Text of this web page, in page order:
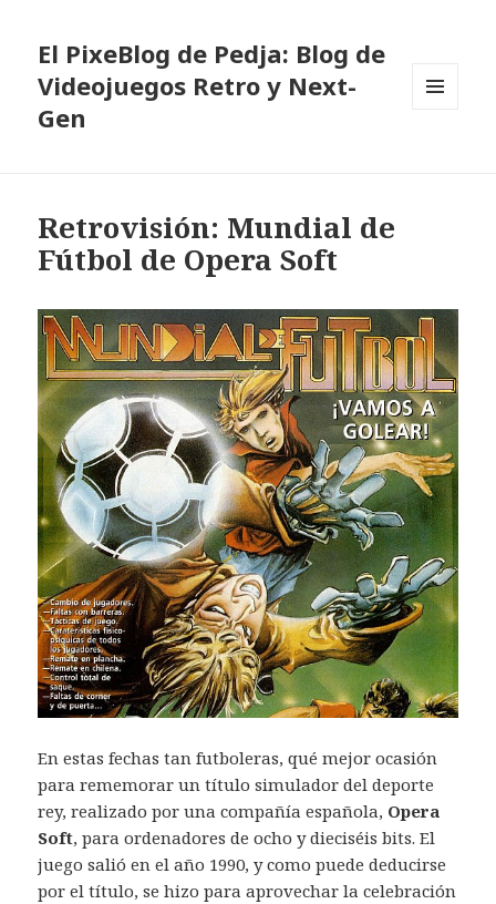
El PixeBlog de Pedja: Blog de
Videojuegos Retro y Next-
Gen
Retrovisión: Mundial de
Fútbol de Opera Soft
En estas fechas tan futboleras, qué mejor ocasión
para rememorar un título simulador del deporte
rey, realizado por una compañía española, Opera
Soft, para ordenadores de ocho y dieciséis bits. El
juego salió en el año 1990, y como puede deducirse
por el título, se hizo para aprovechar la celebración